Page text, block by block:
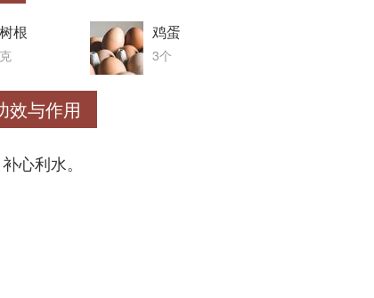
根 鸡蛋
3个
效与作用
心利水。